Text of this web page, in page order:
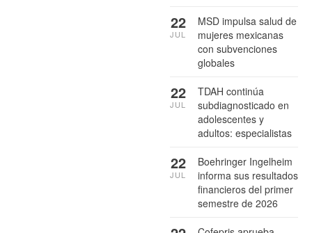
MSD impulsa salud de
mujeres mexicanas
con subvenciones
globales
22
JUL
TDAH continúa
subdiagnosticado en
adolescentes y
adultos: especialistas
22
JUL
Boehringer Ingelheim
informa sus resultados
financieros del primer
semestre de 2026
22
JUL